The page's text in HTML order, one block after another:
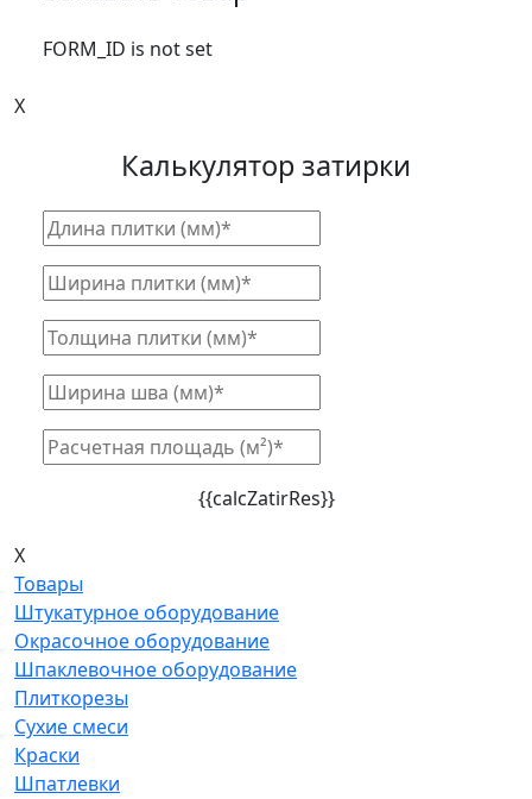
FORM_ID is not set
X
Калькулятор затирки
{{calcZatirRes}}
X
Товары
Штукатурное оборудование
Окрасочное оборудование
Шпаклевочное оборудование
Плиткорезы
Сухие смеси
Краски
Шпатлевки